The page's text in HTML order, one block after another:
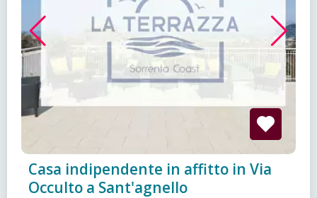
Casa indipendente in affitto in Via
Occulto a Sant'agnello